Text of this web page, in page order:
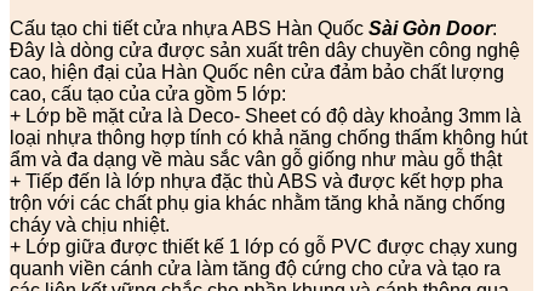
Cấu tạo chi tiết cửa nhựa ABS Hàn Quốc Sài Gòn Door:
Đây là dòng cửa được sản xuất trên dây chuyền công nghệ
cao, hiện đại của Hàn Quốc nên cửa đảm bảo chất lượng
cao, cấu tạo của cửa gồm 5 lớp:
+ Lớp bề mặt cửa là Deco- Sheet có độ dày khoảng 3mm là
loại nhựa thông hợp tính có khả năng chống thấm không hút
ẩm và đa dạng về màu sắc vân gỗ giống như màu gỗ thật
+ Tiếp đến là lớp nhựa đặc thù ABS và được kết hợp pha
trộn với các chất phụ gia khác nhằm tăng khả năng chống
cháy và chịu nhiệt.
+ Lớp giữa được thiết kế 1 lớp có gỗ PVC được chạy xung
quanh viền cánh cửa làm tăng độ cứng cho cửa và tạo ra